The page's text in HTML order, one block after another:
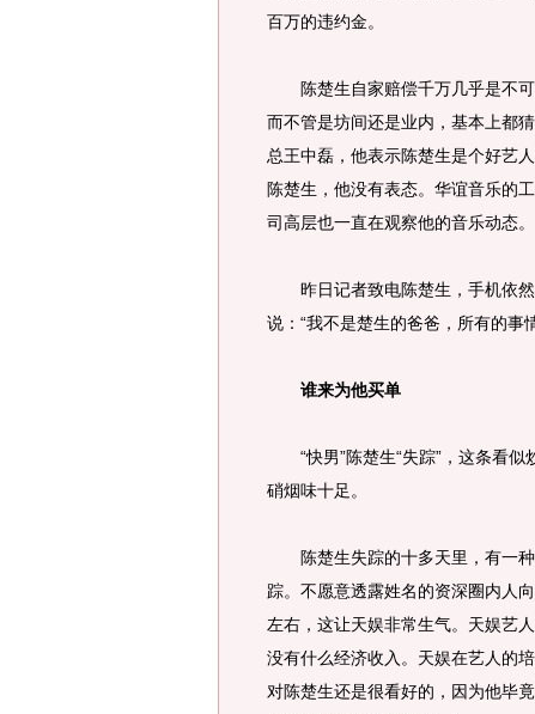
百万的违约金。
陈楚生自家赔偿千万几乎是不可
而不管是坊间还是业内，基本上都
总王中磊，他表示陈楚生是个好艺
陈楚生，他没有表态。华谊音乐的
司高层也一直在观察他的音乐动态。
昨日记者致电陈楚生，手机依然
说：“我不是楚生的爸爸，所有的事
谁来为他买单
“快男”陈楚生“失踪”，这条看似
硝烟味十足。
陈楚生失踪的十多天里，有一种
踪。不愿意透露姓名的资深圈内人
左右，这让天娱非常生气。天娱艺
没有什么经济收入。天娱在艺人的
对陈楚生还是很看好的，因为他毕